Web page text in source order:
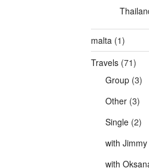
malta (1)
Travels(71)
Group(3)
Other(3)
Single(2)
with
with